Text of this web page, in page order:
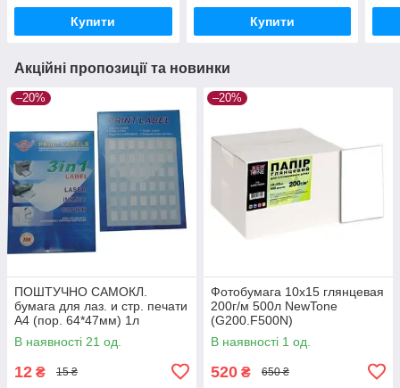
Купити Купити
Акційні пропозиції та новинки
–20%
ПОШТУЧНО САМОКЛ.
бумага для лаз. и стр. печати
A4 (пор. 64*47мм) 1л
В наявності 21 од.
12 ₴ 15 ₴
–20%
Фотобумага 10x15 глянцевая
200г/м 500л NewTone
(G200.F500N)
В наявності 1 од.
520 ₴ 650 ₴